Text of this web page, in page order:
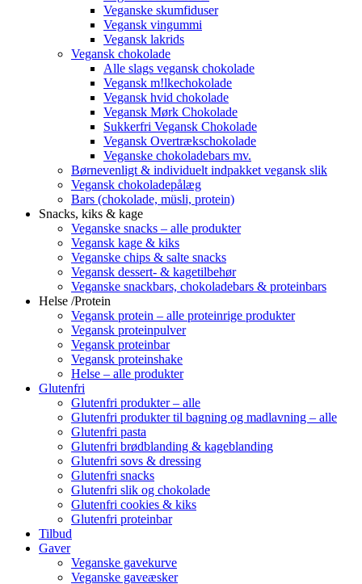
Veganske skumfiduser
Vegansk vingummi
Vegansk lakrids
Vegansk chokolade
Alle slags vegansk chokolade
Vegansk m!lkechokolade
Vegansk hvid chokolade
Vegansk Mørk Chokolade
Sukkerfri Vegansk Chokolade
Vegansk Overtrækschokolade
Veganske chokoladebars mv.
Børnevenligt & individuelt indpakket vegansk slik
Vegansk chokoladepålæg
Bars (chokolade, müsli, protein)
Snacks, kiks & kage
Veganske snacks – alle produkter
Vegansk kage & kiks
Veganske chips & salte snacks
Vegansk dessert- & kagetilbehør
Veganske snackbars, chokoladebars & proteinbars
Helse /Protein
Vegansk protein – alle proteinrige produkter
Vegansk proteinpulver
Vegansk proteinbar
Vegansk proteinshake
Helse – alle produkter
Glutenfri
Glutenfri produkter – alle
Glutenfri produkter til bagning og madlavning – alle
Glutenfri pasta
Glutenfri brødblanding & kageblanding
Glutenfri sovs & dressing
Glutenfri snacks
Glutenfri slik og chokolade
Glutenfri cookies & kiks
Glutenfri proteinbar
Tilbud
Gaver
Veganske gavekurve
Veganske gaveæsker